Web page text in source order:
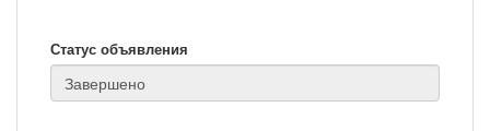
Статус объявления